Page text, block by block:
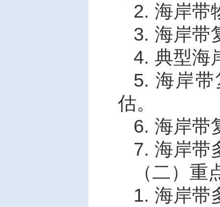
2. 海岸带
3. 海岸带
4. 典型海
5.海岸
估。
6. 海岸带
7. 海岸带
（二）
1. 海岸带